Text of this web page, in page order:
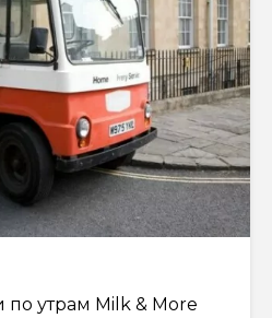
утрам Milk & More